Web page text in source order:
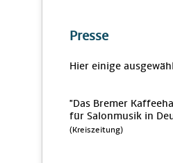
Presse
Hier einige
"Das Bremer
für Salonmusik in
(Kreiszeitung)